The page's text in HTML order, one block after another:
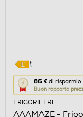
86 € di risparmio
Buon rapporto
Questa
azione
aprirà
FRIGORIFERI
AAAMAZE -